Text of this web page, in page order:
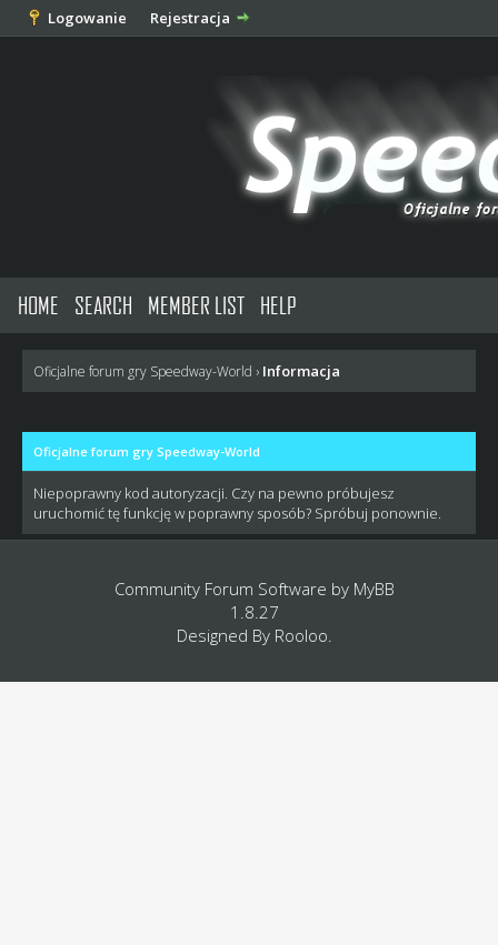
Logowanie Rejestracja
HOME SEARCH MEMBER LIST HELP
Oficjalne forum gry Speedway-World › Informacja
Oficjalne forum gry Speedway-World
Niepoprawny kod autoryzacji. Czy na pewno próbujesz
uruchomić tę funkcję w poprawny sposób? Spróbuj ponownie.
Community Forum Software by MyBB
1.8.27
Designed By Rooloo.